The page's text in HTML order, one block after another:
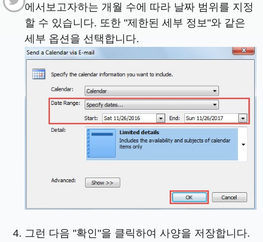
에서보고자하는 개월 수에 따라 날짜 범위를 지정
할 수 있습니다. 또한 "제한된 세부 정보"와 같은
세부 옵션을 선택합니다.
그런 다음 "확인"을 클릭하여 사양을 저장합니다.